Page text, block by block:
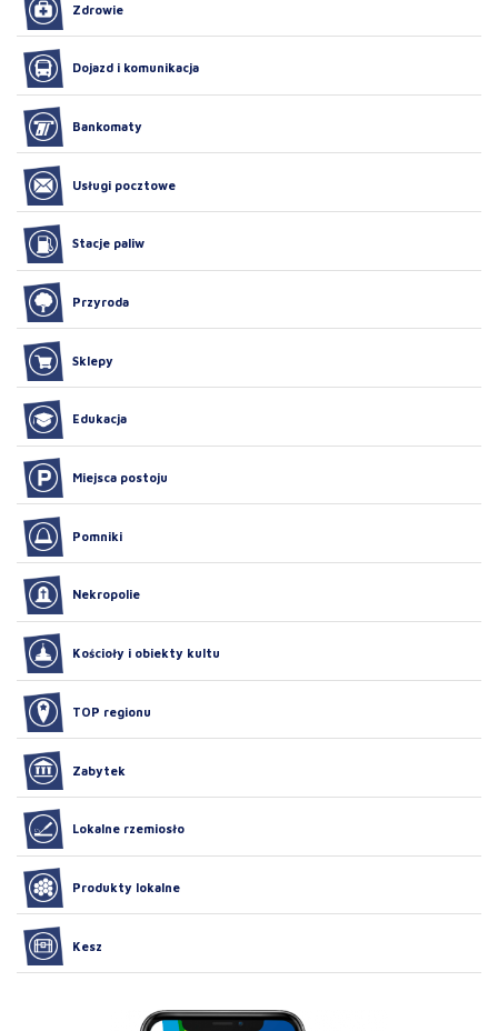
Zdrowie
Dojazd i komunikacja
Bankomaty
Usługi pocztowe
Stacje paliw
Przyroda
Sklepy
Edukacja
Miejsca postoju
Pomniki
Nekropolie
Kościoły i obiekty kultu
TOP regionu
Zabytek
Lokalne rzemiosło
Produkty lokalne
Kesz